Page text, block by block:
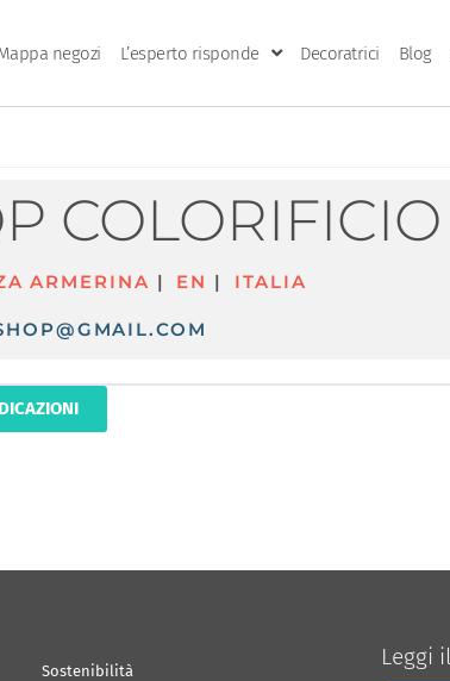
negozi L’esperto risponde Decoratrici Blog
COLORIFICIO
ARMERINA | EN | ITALIA
Sostenibilità
Leggi